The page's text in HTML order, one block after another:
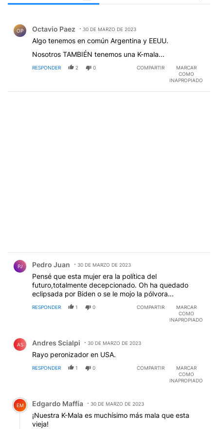
OP Octavio Paez 30 DE MARZO DE 2023
Algo tenemos en común Argentina y EEUU.
Nosotros TAMBIÉN tenemos una K-mala...
RESPONDER 2 0 COMPARTIR
MARCAR
COMO
INAPROPIADO
PJ Pedro Juan 30 DE MARZO DE 2023
Pensé que esta mujer era la política del
futuro,totalmente decepcionado. Oh ha quedado
eclipsada por Biden o se le mojo la pólvora...
RESPONDER 1 0 COMPARTIR
MARCAR
COMO
INAPROPIADO
AS Andres Scialpi 30 DE MARZO DE 2023
Rayo peronizador en USA.
RESPONDER 1 0 COMPARTIR
MARCAR
COMO
INAPROPIADO
Comentario de Edgardo Maffía.
EM Edgardo Maffía 30 DE MARZO DE 2023
¡Nuestra K-Mala es muchísimo más mala que esta
vieja!